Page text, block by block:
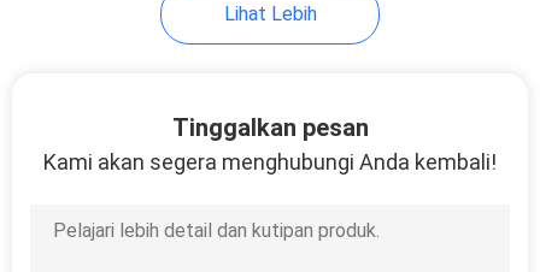
Mesin Sistem
Lihat Lebih
Tinggalkan pesan
Kami akan segera menghubungi Anda kembali!